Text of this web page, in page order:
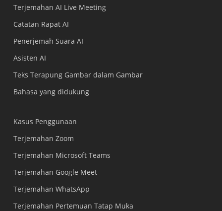
Terjemahan AI Live Meeting
Catatan Rapat AI
Penerjemah Suara AI
Asisten AI
Teks Terapung Gambar dalam Gambar
Bahasa yang didukung
Kasus Penggunaan
Terjemahan Zoom
Terjemahan Microsoft Teams
Terjemahan Google Meet
Terjemahan WhatsApp
Terjemahan Pertemuan Tatap Muka